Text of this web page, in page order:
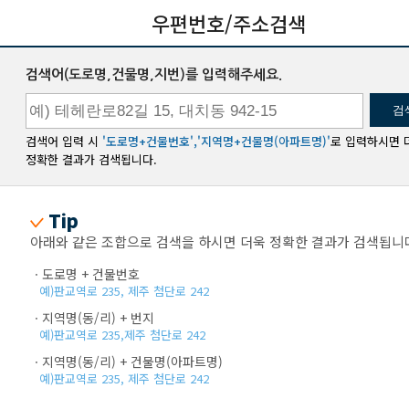
우편번호/주소검색
검색어(도로명,건물명,지번)를 입력해주세요.
검색어 입력 시 '도로명+건물번호','지역명+건물명(아파트명)'로 입력하시면
정확한 결과가 검색됩니다.
Tip
아래와 같은 조합으로 검색을 하시면 더욱 정확한 결과가 검색됩니
ㆍ도로명 + 건물번호
예)판교역로 235, 제주 첨단로 242
ㆍ지역명(동/리) + 번지
예)판교역로 235,제주 첨단로 242
ㆍ지역명(동/리) + 건물명(아파트명)
예)판교역로 235, 제주 첨단로 242